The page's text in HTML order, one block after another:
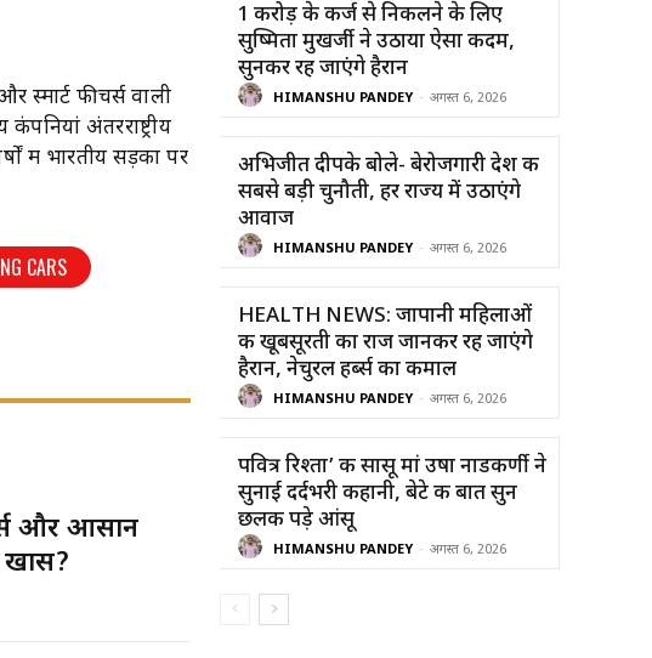
फीचर्स वाली
अंतरराष्ट्रीय
में भारतीय सड़कों पर
CARS
और आसान
खास?
1 करोड़ के कर्ज से निकलने के लिए
सुष्मिता मुखर्जी ने उठाया ऐसा कदम,
सुनकर रह जाएंगे हैरान
HIMANSHU PANDEY - अगस्त 6, 2026
अभिजीत दीपके बोले- बेरोजगारी देश की
सबसे बड़ी चुनौती, हर राज्य में उठाएंगे
आवाज
HIMANSHU PANDEY - अगस्त 6, 2026
HEALTH NEWS: जापानी महिलाओं
की खूबसूरती का राज जानकर रह जाएंगे
हैरान, नेचुरल हर्ब्स का कमाल
HIMANSHU PANDEY - अगस्त 6, 2026
पवित्र रिश्ता’ की सासू मां उषा नाडकर्णी ने
सुनाई दर्दभरी कहानी, बेटे की बात सुन
छलक पड़े आंसू
HIMANSHU PANDEY - अगस्त 6, 2026